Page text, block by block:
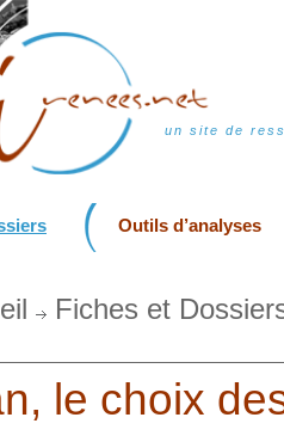
un site de
Outils d’analyses
Fiches et
le choix